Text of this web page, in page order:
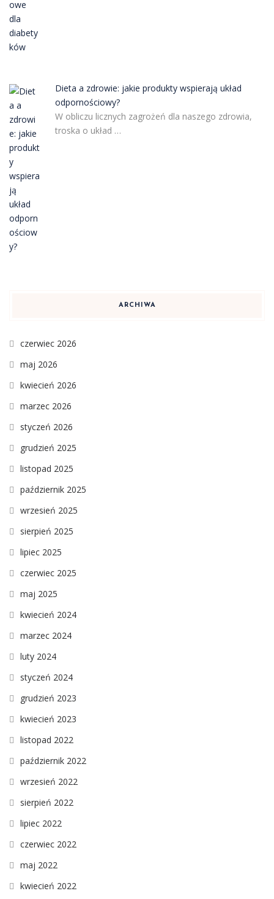
Dieta a zdrowie: jakie produkty wspierają układ
odpornościowy?
W obliczu licznych zagrożeń dla naszego zdrowia,
troska o układ …
ARCHIWA
czerwiec 2026
maj 2026
kwiecień 2026
marzec 2026
styczeń 2026
grudzień 2025
listopad 2025
październik 2025
wrzesień 2025
sierpień 2025
lipiec 2025
czerwiec 2025
maj 2025
kwiecień 2024
marzec 2024
luty 2024
styczeń 2024
grudzień 2023
kwiecień 2023
listopad 2022
październik 2022
wrzesień 2022
sierpień 2022
lipiec 2022
czerwiec 2022
maj 2022
kwiecień 2022